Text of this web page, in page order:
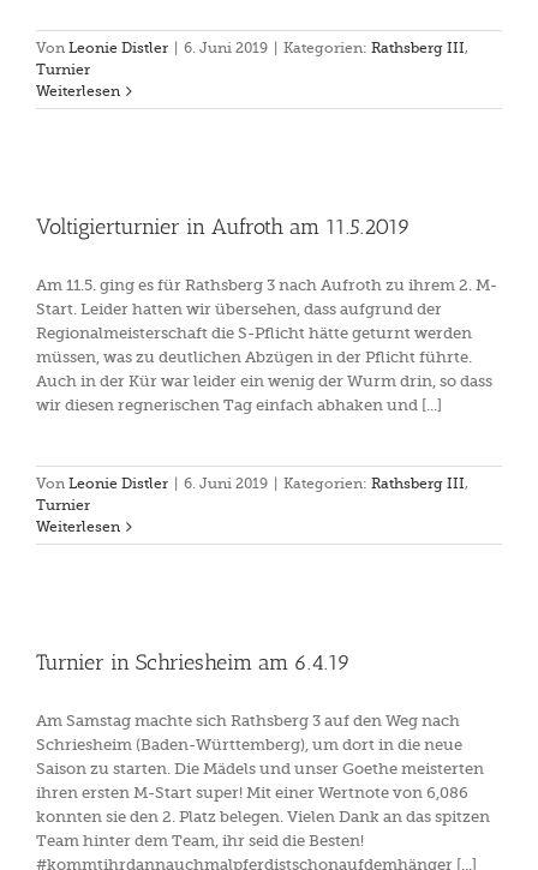
Von Leonie Distler | 6. Juni 2019 | Kategorien: Rathsberg III,
Turnier
Weiterlesen
Voltigierturnier in Aufroth am 11.5.2019
Am 11.5. ging es für Rathsberg 3 nach Aufroth zu ihrem 2. M-
Start. Leider hatten wir übersehen, dass aufgrund der
Regionalmeisterschaft die S-Pflicht hätte geturnt werden
müssen, was zu deutlichen Abzügen in der Pflicht führte.
Auch in der Kür war leider ein wenig der Wurm drin, so dass
wir diesen regnerischen Tag einfach abhaken und [...]
Von Leonie Distler | 6. Juni 2019 | Kategorien: Rathsberg III,
Turnier
Weiterlesen
Turnier in Schriesheim am 6.4.19
Am Samstag machte sich Rathsberg 3 auf den Weg nach
Schriesheim (Baden-Württemberg), um dort in die neue
Saison zu starten. Die Mädels und unser Goethe meisterten
ihren ersten M-Start super! Mit einer Wertnote von 6,086
konnten sie den 2. Platz belegen. Vielen Dank an das spitzen
Team hinter dem Team, ihr seid die Besten!
#kommtihrdannauchmalpferdistschonaufdemhänger [...]